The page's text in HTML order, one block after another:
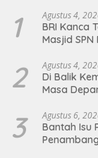
1 Agustus 4,
BRI Kanca
Masjid
2 Agustus 4,
Di Balik
Masa
3 Agustus 6,
Bantah Isu